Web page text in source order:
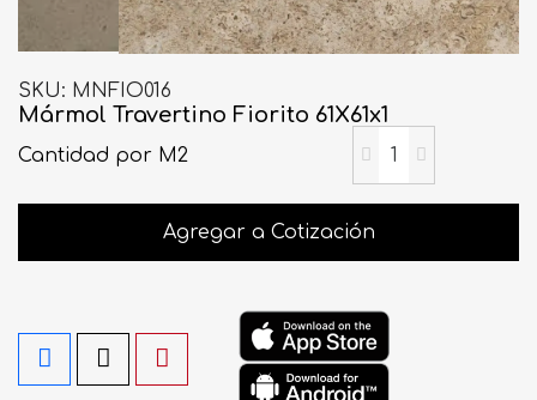
SKU MNFIO016
Mármol Travertino Fiorito 61X61x1
Cantidad por M2
Agregar a Cotización